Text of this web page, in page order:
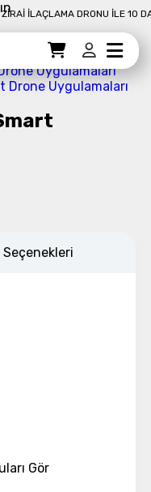
İLAÇLAMA DRONU İLE 10
Ödemeye Geç
Uygulamaları
Drone Uygulamaları
Seçenekleri
Gör